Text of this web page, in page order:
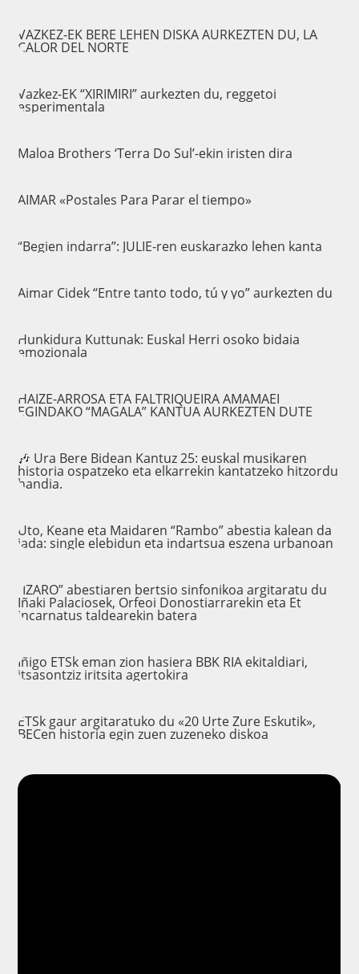
VAZKEZ-EK BERE LEHEN DISKA AURKEZTEN DU, LA
CALOR DEL NORTE
Vazkez-EK “XIRIMIRI” aurkezten du, reggetoi
esperimentala
Maloa Brothers ‘Terra Do Sul’-ekin iristen dira
AIMAR «Postales Para Parar el tiempo»
“Begien indarra”: JULIE-ren euskarazko lehen kanta
Aimar Cidek “Entre tanto todo, tú y yo” aurkezten du
Hunkidura Kuttunak: Euskal Herri osoko bidaia
emozionala
HAIZE-ARROSA ETA FALTRIQUEIRA AMAMAEI
EGINDAKO “MAGALA” KANTUA AURKEZTEN DUTE
🎶 Ura Bere Bidean Kantuz 25: euskal musikaren
historia ospatzeko eta elkarrekin kantatzeko hitzordu
handia.
Uto, Keane eta Maidaren “Rambo” abestia kalean da
jada: single elebidun eta indartsua eszena urbanoan
“IZARO” abestiaren bertsio sinfonikoa argitaratu du
Iñaki Palaciosek, Orfeoi Donostiarrarekin eta Et
incarnatus taldearekin batera
Iñigo ETSk eman zion hasiera BBK RIA ekitaldiari,
itsasontziz iritsita agertokira
ETSk gaur argitaratuko du «20 Urte Zure Eskutik»,
BECen historia egin zuen zuzeneko diskoa